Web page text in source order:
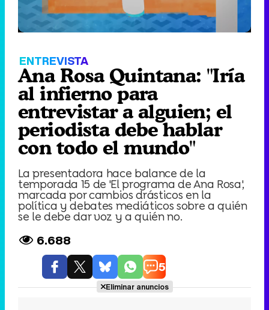
Unmute /
ENTREVISTA
Ana Rosa Quintana: "Iría
al infierno para
entrevistar a alguien; el
periodista debe hablar
con todo el mundo"
La presentadora hace balance de la
temporada 15 de 'El programa de Ana Rosa',
marcada por cambios drásticos en la
política y debates mediáticos sobre a quién
se le debe dar voz y a quién no.
6.688
5
Eliminar anuncios